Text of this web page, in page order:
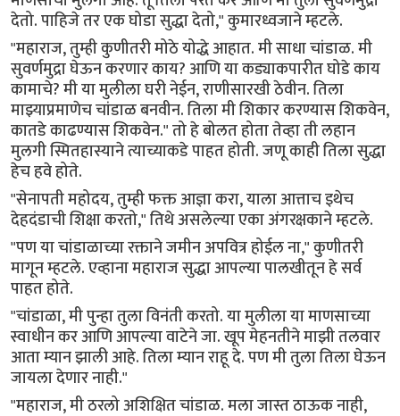
देतो. पाहिजे तर एक घोडा सुद्धा देतो," कुमारध्वजाने म्हटले.
"महाराज, तुम्ही कुणीतरी मोठे योद्धे आहात. मी साधा चांडाळ. मी
सुवर्णमुद्रा घेऊन करणार काय? आणि या कड्याकपारीत घोडे काय
कामाचे? मी या मुलीला घरी नेईन, राणीसारखी ठेवीन. तिला
माझ्याप्रमाणेच चांडाळ बनवीन. तिला मी शिकार करण्यास शिकवेन,
कातडे काढण्यास शिकवेन." तो हे बोलत होता तेव्हा ती लहान
मुलगी स्मितहास्याने त्याच्याकडे पाहत होती. जणू काही तिला सुद्धा
हेच हवे होते.
"सेनापती महोदय, तुम्ही फक्त आज्ञा करा, याला आत्ताच इथेच
देहदंडाची शिक्षा करतो," तिथे असलेल्या एका अंगरक्षकाने म्हटले.
"पण या चांडाळाच्या रक्ताने जमीन अपवित्र होईल ना," कुणीतरी
मागून म्हटले. एव्हाना महाराज सुद्धा आपल्या पालखीतून हे सर्व
पाहत होते.
"चांडाळा, मी पुन्हा तुला विनंती करतो. या मुलीला या माणसाच्या
स्वाधीन कर आणि आपल्या वाटेने जा. खूप मेहनतीने माझी तलवार
आता म्यान झाली आहे. तिला म्यान राहू दे. पण मी तुला तिला घेऊन
जायला देणार नाही."
"महाराज, मी ठरलो अशिक्षित चांडाळ. मला जास्त ठाऊक नाही,